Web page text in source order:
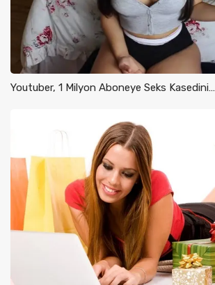
Youtuber, 1 Milyon Aboneye Seks Kasedini…